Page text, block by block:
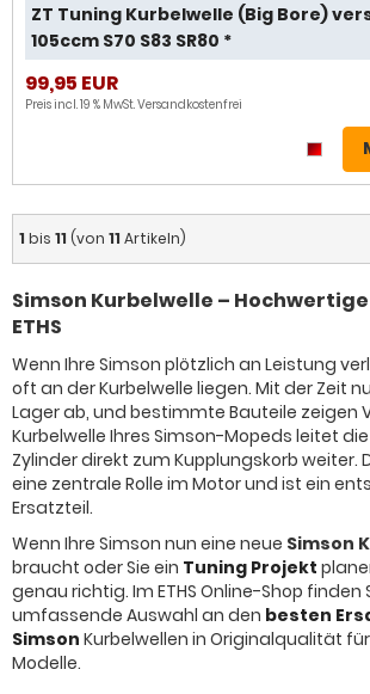
ZT Tuning Kurbelwelle (Big Bore)
105ccm S70 S83 SR80 *
99,95 EUR
Preis incl. 19 % MwSt.Versandkostenfrei
1 bis 11 (von 11 Artikeln)
Simson Kurbelwelle –
ETHS
Wenn Ihre Simson plötzlich an Leistung
oft an der Kurbelwelle liegen. Mit der Zeit
Lager ab, und bestimmte Bauteile zeigen
Kurbelwelle Ihres Simson-Mopeds leitet
Zylinder direkt zum Kupplungskorb weiter.
eine zentrale Rolle im Motor und ist ein
Ersatzteil.
Wenn Ihre Simson nun eine neue Simson
braucht oder Sie ein Tuning Projekt
genau richtig. Im ETHS Online-Shop finden
umfassende Auswahl an den besten
Simson Kurbelwellen in Originalqualität
Modelle.